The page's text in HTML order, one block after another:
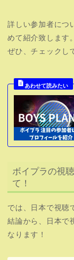
詳しい参加者につ
めて紹介致します。
ぜひ、チェックし
ボイプラの視
て！
では、日本で視聴
結論から、日本で
なります！